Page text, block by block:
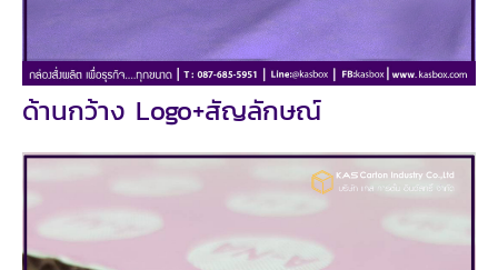
ด้านกว้าง Logo+สัญลักษณ์